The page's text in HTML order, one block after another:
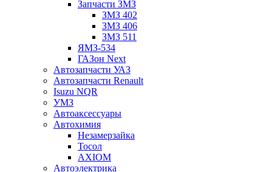
Запчасти ЗМЗ
ЗМЗ 402
ЗМЗ 406
ЗМЗ 511
ЯМЗ-534
ГАЗон Next
Автозапчасти УАЗ
Автозапчасти Renault
Isuzu NQR
УМЗ
Автоаксессуары
Автохимия
Незамерзайка
Тосол
AXIOM
Автоэлектрика